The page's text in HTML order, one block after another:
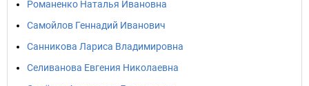
Романенко Наталья Ивановна
Самойлов Геннадий Иванович
Санникова Лариса Владимировна
Селиванова Евгения Николаевна